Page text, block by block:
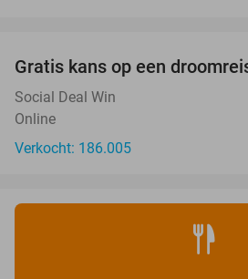
Gratis kans op een
Social Deal Win
Online
Verkocht: 186.005